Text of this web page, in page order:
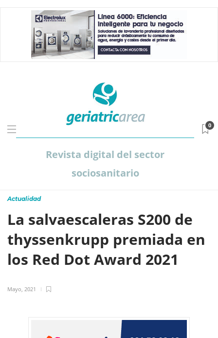
Revista digital del sector
sociosanitario
0
Actualidad
La salvaescaleras S200 de
thyssenkrupp premiada en
los Red Dot Award 2021
Mayo, 2021